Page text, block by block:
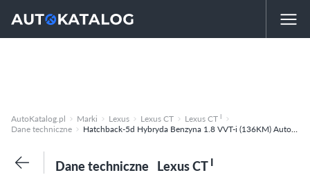
AutoKatalog.pl Marki Lexus Lexus CT Lexus CT I
Dane techniczne Hatchback-5d Hybryda Benzyna 1.8 VVT-i (136KM) Automatyczna CVT-6 Classic
Dane techniczne Lexus CTI